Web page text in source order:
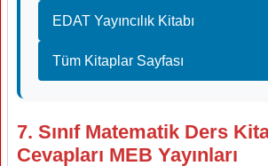
EDAT Yayıncılık Kitabı
Tüm Kitaplar Sayfası
7. Sınıf Matematik Ders
Cevapları MEB Yayınları